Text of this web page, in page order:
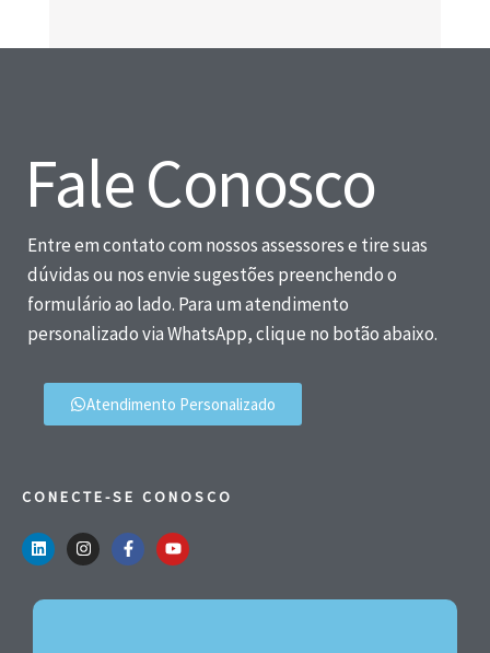
Fale Conosco
Entre em contato com nossos assessores e tire suas
dúvidas ou nos envie sugestões preenchendo o
formulário ao lado. Para um atendimento
personalizado via WhatsApp, clique no botão abaixo.
Atendimento Personalizado
CONECTE-SE CONOSCO